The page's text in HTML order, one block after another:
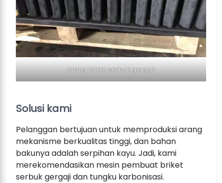
arang briket serbuk gergaji
Solusi kami
Pelanggan bertujuan untuk memproduksi arang
mekanisme berkualitas tinggi, dan bahan
bakunya adalah serpihan kayu. Jadi, kami
merekomendasikan mesin pembuat briket
serbuk gergaji dan tungku karbonisasi.